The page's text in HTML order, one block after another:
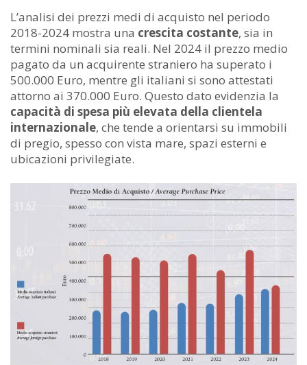
L’analisi dei prezzi medi di acquisto nel periodo
2018-2024 mostra una crescita costante, sia in
termini nominali sia reali. Nel 2024 il prezzo medio
pagato da un acquirente straniero ha superato i
500.000 Euro, mentre gli italiani si sono attestati
attorno ai 370.000 Euro. Questo dato evidenzia la
capacità di spesa più elevata della clientela
internazionale, che tende a orientarsi su immobili
di pregio, spesso con vista mare, spazi esterni e
ubicazioni privilegiate.